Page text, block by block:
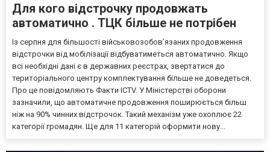
Для кого відстрочку продовжать
автоматично . ТЦК більше не потрібен
Із серпня для більшості військовозобов’язаних продовження
відстрочки від мобілізації відбуватиметься автоматично. Якщо
всі необхідні дані є в державних реєстрах, звертатися до
територіального центру комплектування більше не доведеться.
Про це повідомляють Факти ICTV. У Міністерстві оборони
зазначили, що автоматичне продовження поширюється більш
ніж на 90% чинних відстрочок. Такий механізм уже охоплює 22
категорії громадян. Ще для 11 категорій оформити нову...